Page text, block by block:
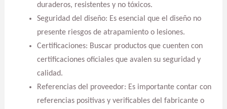
duraderos, resistentes y no tóxicos.
Seguridad del diseño: Es esencial que el diseño no
presente riesgos de atrapamiento o lesiones.
Certificaciones: Buscar productos que cuenten con
certificaciones oficiales que avalen su seguridad y
calidad.
Referencias del proveedor: Es importante contar con
referencias positivas y verificables del fabricante o